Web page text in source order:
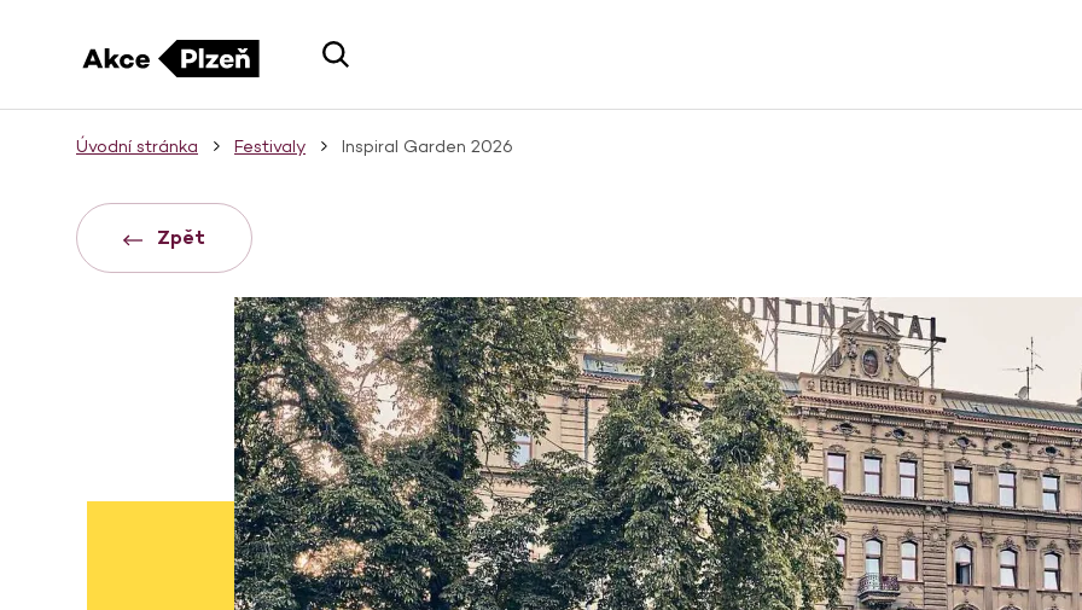
Úvodní stránka Festivaly Inspiral Garden 2026
Zpět